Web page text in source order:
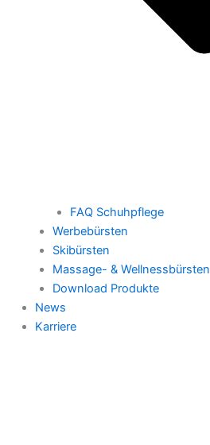
FAQ Schuhpflege
Werbebürsten
Skibürsten
Massage- & Wellnessbürsten
Download Produkte
News
Karriere